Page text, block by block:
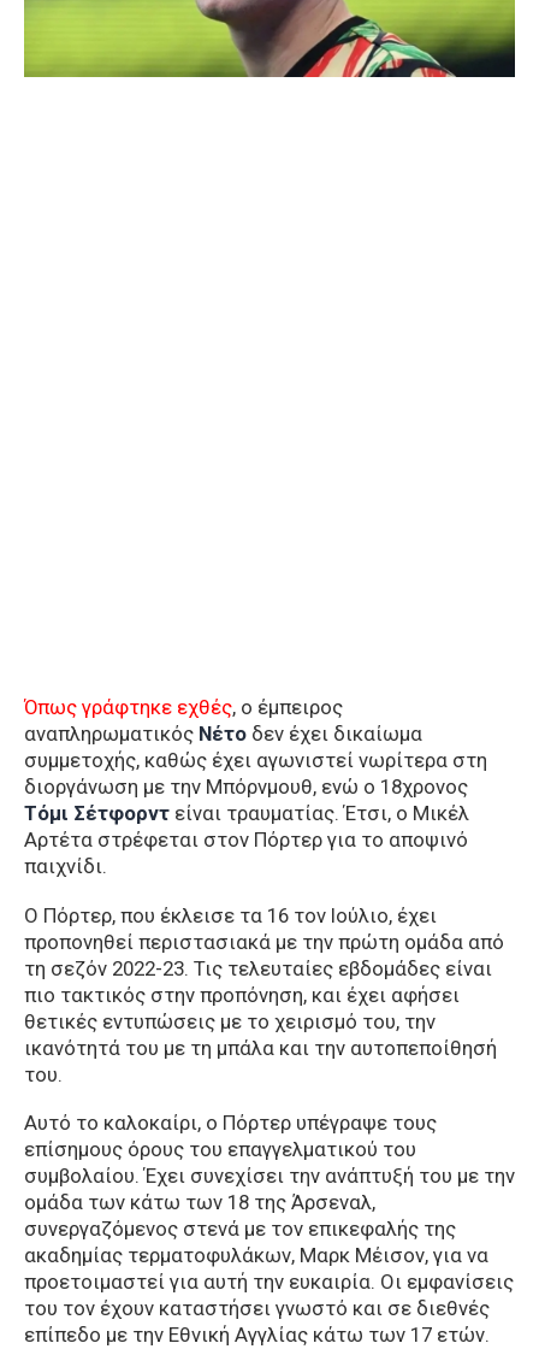
Όπως γράφτηκε εχθές, ο έμπειρος
αναπληρωματικός Νέτο δεν έχει δικαίωμα
συμμετοχής, καθώς έχει αγωνιστεί νωρίτερα στη
διοργάνωση με την Μπόρνμουθ, ενώ ο 18χρονος
Τόμι Σέτφορντ είναι τραυματίας. Έτσι, ο Μικέλ
Αρτέτα στρέφεται στον Πόρτερ για το αποψινό
παιχνίδι.
Ο Πόρτερ, που έκλεισε τα 16 τον Ιούλιο, έχει
προπονηθεί περιστασιακά με την πρώτη ομάδα από
τη σεζόν 2022-23. Τις τελευταίες εβδομάδες είναι
πιο τακτικός στην προπόνηση, και έχει αφήσει
θετικές εντυπώσεις με το χειρισμό του, την
ικανότητά του με τη μπάλα και την αυτοπεποίθησή
του.
Αυτό το καλοκαίρι, ο Πόρτερ υπέγραψε τους
επίσημους όρους του επαγγελματικού του
συμβολαίου. Έχει συνεχίσει την ανάπτυξή του με την
ομάδα των κάτω των 18 της Άρσεναλ,
συνεργαζόμενος στενά με τον επικεφαλής της
ακαδημίας τερματοφυλάκων, Μαρκ Μέισον, για να
προετοιμαστεί για αυτή την ευκαιρία. Οι εμφανίσεις
του τον έχουν καταστήσει γνωστό και σε διεθνές
επίπεδο με την Εθνική Αγγλίας κάτω των 17 ετών.